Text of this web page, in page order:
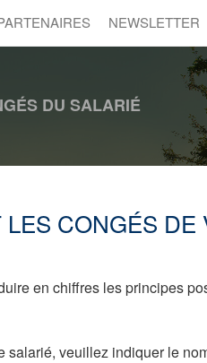
NEWSLETTER
DU SALARIÉ
CONGÉS DE
en chiffres les principes
veuillez indiquer le